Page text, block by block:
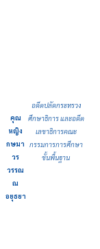
คุณ
หญิง
กษมา
วร
วรรณ
ณ
อยุธยา
อดีตปลัดกระทรวง
ศึกษาธิการ และอดีต
เลขาธิการคณะ
กรรมการการศึกษา
ขั้นพื้นฐาน